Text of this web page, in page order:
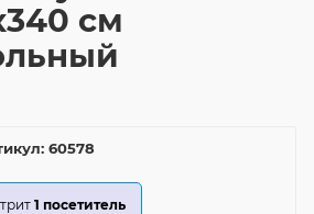
см
60578
1 посетитель